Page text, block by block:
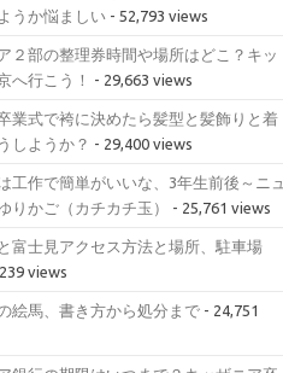
うか悩ましい - 52,793 views
２部の整理券時間や場所はどこ？キッ
へ行こう！
- 29,663 views
業式で袴に決めたら髪型と髪飾りと着
しようか？ - 29,400 views
工作で簡単がいいな、3年生前後～ニュ
りかご（カチカチ玉）
- 25,761 views
富士見アクセス方法と場所、駐車場
views
絵馬、書き方から処分まで - 24,751